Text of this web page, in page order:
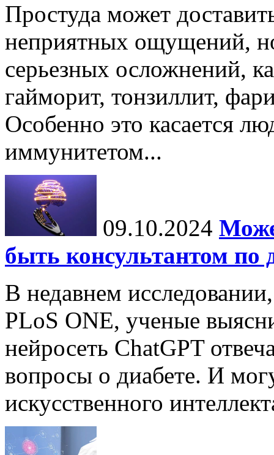
Простуда может
неприятных ощущений,
серьезных осложнений,
гайморит, тонзиллит,
Особенно это касается
иммунитетом...
09.10.2024
быть консультантом по
В недавнем
PLoS ONE, ученые
нейросеть ChatGPT
вопросы о диабете. И
искусственного